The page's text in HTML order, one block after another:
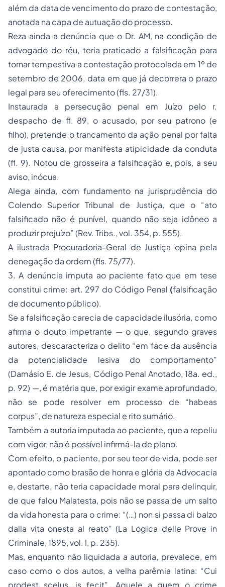
além da data de vencimento do prazo de contestação,
anotada na capa de autuação do processo.
Reza ainda a denúncia que o Dr. AM, na condição de
advogado do réu, teria praticado a falsificação para
tornar tempestiva a contestação protocolada em 1º de
setembro de 2006, data em que já decorrera o prazo
legal para seu oferecimento (fls. 27/31).
Instaurada a persecução penal em Juízo pelo r.
despacho de fl. 89, o acusado, por seu patrono (e
filho), pretende o trancamento da ação penal por falta
de justa causa, por manifesta atipicidade da conduta
(fl. 9). Notou de grosseira a falsificação e, pois, a seu
aviso, inócua.
Alega ainda, com fundamento na jurisprudência do
Colendo Superior Tribunal de Justiça, que o “ato
falsificado não é punível, quando não seja idôneo a
produzir prejuízo”(Rev. Tribs., vol. 354, p. 555).
A ilustrada Procuradoria-Geral de Justiça opina pela
denegação da ordem (fls. 75/77).
3. A denúncia imputa ao paciente fato que em tese
constitui crime: art. 297 do Código Penal (falsificação
de documento público).
Se a falsificação carecia de capacidade ilusória, como
afirma o douto impetrante — o que, segundo graves
autores, descaracteriza o delito “em face da ausência
da potencialidade lesiva do comportamento”
(Damásio E. de Jesus, Código Penal Anotado, 18a. ed.,
p. 92) —, é matéria que, por exigir exame aprofundado,
não se pode resolver em processo de “habeas
corpus”, de natureza especial e rito sumário.
Também a autoria imputada ao paciente, que a repeliu
com vigor, não é possível infirmá-la de plano.
Com efeito, o paciente, por seu teor de vida, pode ser
apontado como brasão de honra e glória da Advocacia
e, destarte, não teria capacidade moral para delinquir,
de que falou Malatesta, pois não se passa de um salto
da vida honesta para o crime: “(…) non si passa di balzo
dalla vita onesta al reato” (La Logica delle Prove in
Criminale, 1895, vol. I, p. 235).
Mas, enquanto não liquidada a autoria, prevalece, em
caso como o dos autos, a velha parêmia latina: “Cui